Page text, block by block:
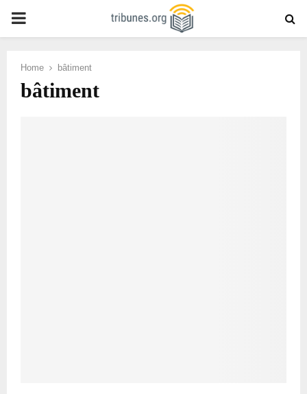
PRIMARY
Home bâtiment
bâtiment